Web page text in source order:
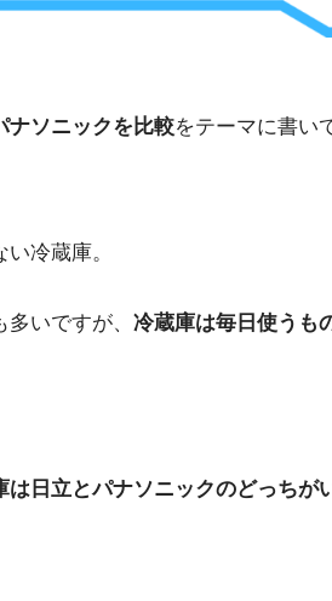
ナソニックを比較をテーマに書い
冷蔵庫。
いですが、 冷蔵庫は毎日使うも
は日立とパナソニックのどっちが